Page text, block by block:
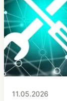
11.05.2026